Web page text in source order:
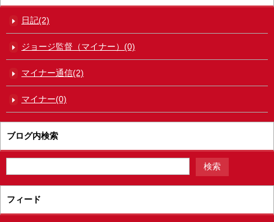
日記(2)
ジョージ監督（マイナー）(0)
マイナー通信(2)
マイナー(0)
ブログ内検索
フィード